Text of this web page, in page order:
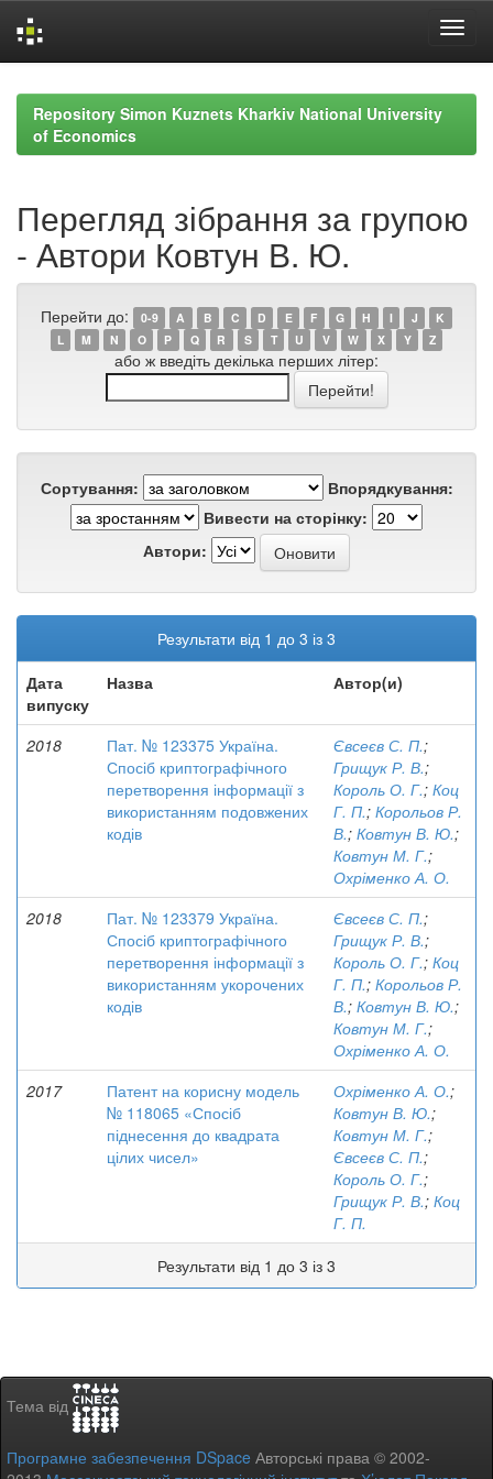
navigationRepository Simon Kuznets Kharkiv National University
of Economics
Перегляд зібрання за групою
- Автори Ковтун В. Ю.
Перейти до: 0-9 A B C D E F G H I J
K
L
M N O P Q R S T U V W X Y Z
або ж введіть декілька перших літер:
Сортування:
Впорядкування:
Вивести на сторінку:
Автори:
Результати від 1 до 3 із 3
Дата
випуску
Назва Автор(и)
2018
Пат. № 123375 Україна.
Спосіб криптографічного
перетворення інформації з
використанням подовжених
кодів
Євсеєв С. П.;
Грищук Р. В.;
Король О. Г.; Коц
Г. П.; Корольов Р.
В.; Ковтун В. Ю.;
Ковтун М. Г.;
Охріменко А. О.
2018
Пат. № 123379 Україна.
Спосіб криптографічного
перетворення інформації з
використанням укорочених
кодів
Євсеєв С. П.;
Грищук Р. В.;
Король О. Г.; Коц
Г. П.; Корольов Р.
В.; Ковтун В. Ю.;
Ковтун М. Г.;
Охріменко А. О.
2017
Патент на корисну модель
№ 118065 «Спосіб
піднесення до квадрата
цілих чисел»
Охріменко А. О.;
Ковтун В. Ю.;
Ковтун М. Г.;
Євсеєв С. П.;
Король О. Г.;
Грищук Р. В.; Коц
Г. П.
Результати від 1 до 3 із 3
Тема від
Програмне забезпечення DSpace Авторські права © 2002-